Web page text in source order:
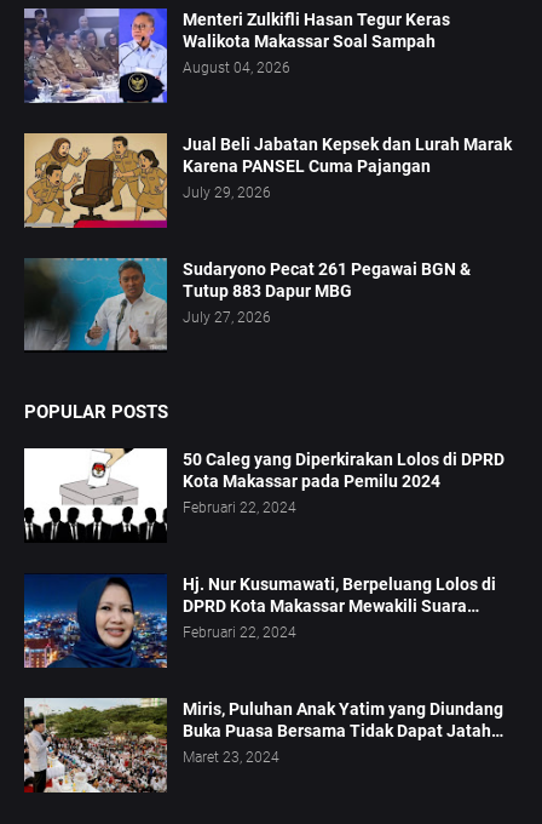
Menteri Zulkifli Hasan Tegur Keras
Walikota Makassar Soal Sampah
August 04, 2026
Jual Beli Jabatan Kepsek dan Lurah Marak
Karena PANSEL Cuma Pajangan
July 29, 2026
Sudaryono Pecat 261 Pegawai BGN &
Tutup 883 Dapur MBG
July 27, 2026
POPULAR POSTS
50 Caleg yang Diperkirakan Lolos di DPRD
Kota Makassar pada Pemilu 2024
Februari 22, 2024
Hj. Nur Kusumawati, Berpeluang Lolos di
DPRD Kota Makassar Mewakili Suara
Perempuan Dapil 2
Februari 22, 2024
Miris, Puluhan Anak Yatim yang Diundang
Buka Puasa Bersama Tidak Dapat Jatah
Makan dan Infaq
Maret 23, 2024